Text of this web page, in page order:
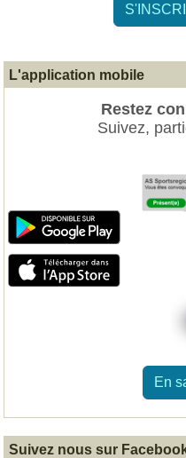
L'application mobile
Restez
Suivez,
En
Suivez nous sur